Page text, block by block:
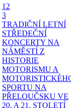
12
3
TRADIČNÍ LETNÍ
STŘEDEČNÍ
KONCERTY NA
NÁMĚSTÍ Z
HISTORIE
MOTORISMU A
SPORTU NA
PŘELOUČSKU VE
20. A 21. STOLETÍ